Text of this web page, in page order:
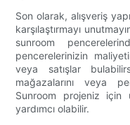
Son olarak, alışveriş
karşılaştırmayı
sunroom
pencerelerinizin
veya satışlar
mağazalarını veya
Sunroom projeniz için
yardımcı olabilir.